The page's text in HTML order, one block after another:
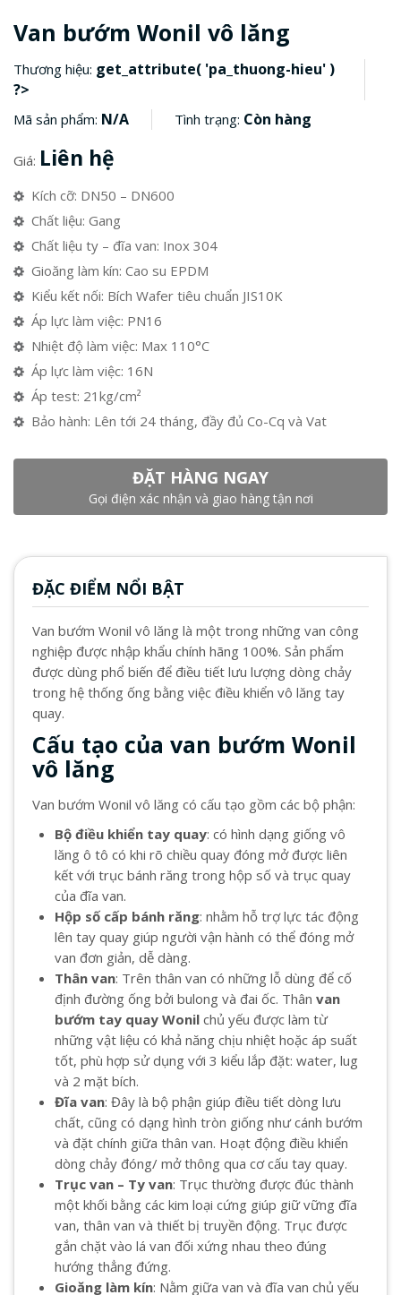
Van bướm Wonil vô lăng
Thương hiệu: get_attribute( 'pa_thuong-hieu' )
?>
Mã sản phẩm: N/A Tình trạng: Còn hàng
Giá: Liên hệ
Kích cỡ: DN50 – DN600
Chất liệu: Gang
Chất liệu ty – đĩa van: Inox 304
Gioăng làm kín: Cao su EPDM
Kiểu kết nối: Bích Wafer tiêu chuẩn JIS10K
Áp lực làm việc: PN16
Nhiệt độ làm việc: Max 110°C
Áp lực làm việc: 16N
Áp test: 21kg/cm²
Bảo hành: Lên tới 24 tháng, đầy đủ Co-Cq và Vat
ĐẶT HÀNG NGAY
Gọi điện xác nhận và giao hàng tận nơi
ĐẶC ĐIỂM NỔI BẬT
Van bướm Wonil vô lăng là một trong những van công
nghiệp được nhập khẩu chính hãng 100%. Sản phẩm
được dùng phổ biến để điều tiết lưu lượng dòng chảy
trong hệ thống ống bằng việc điều khiển vô lăng tay
quay.
Cấu tạo của van bướm Wonil
vô lăng
Van bướm Wonil vô lăng có cấu tạo gồm các bộ phận:
Bộ điều khiển tay quay: có hình dạng giống vô
lăng ô tô có khi rõ chiều quay đóng mở được liên
kết với trục bánh răng trong hộp số và trục quay
của đĩa van.
Hộp số cấp bánh răng: nhằm hỗ trợ lực tác động
lên tay quay giúp người vận hành có thể đóng mở
van đơn giản, dễ dàng.
Thân van: Trên thân van có những lỗ dùng để cố
định đường ống bởi bulong và đai ốc. Thân van
bướm tay quay Wonil chủ yếu được làm từ
những vật liệu có khả năng chịu nhiệt hoặc áp suất
tốt, phù hợp sử dụng với 3 kiểu lắp đặt: water, lug
và 2 mặt bích.
Đĩa van: Đây là bộ phận giúp điều tiết dòng lưu
chất, cũng có dạng hình tròn giống như cánh bướm
và đặt chính giữa thân van. Hoạt động điều khiển
dòng chảy đóng/ mở thông qua cơ cấu tay quay.
Trục van – Ty van: Trục thường được đúc thành
một khối bằng các kim loại cứng giúp giữ vững đĩa
van, thân van và thiết bị truyền động. Trục được
gắn chặt vào lá van đối xứng nhau theo đúng
hướng thẳng đứng.
Gioăng làm kín: Nằm giữa van và đĩa van chủ yếu